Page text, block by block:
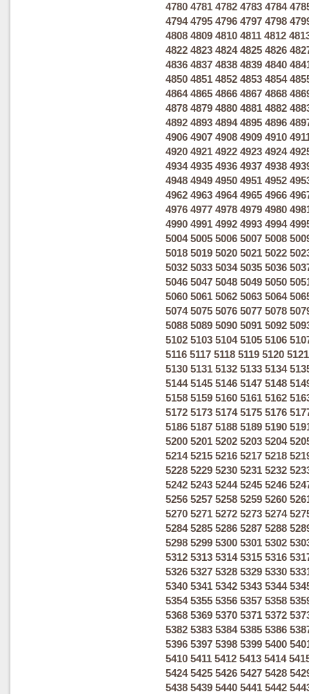
4780 4781 4782 4783 4784
4794 4795 4796 4797 4798
4808 4809 4810 4811 4812
4822 4823 4824 4825 4826
4836 4837 4838 4839 4840
4850 4851 4852 4853 4854
4864 4865 4866 4867 4868
4878 4879 4880 4881 4882
4892 4893 4894 4895 4896
4906 4907 4908 4909 4910
4920 4921 4922 4923 4924
4934 4935 4936 4937 4938
4948 4949 4950 4951 4952
4962 4963 4964 4965 4966
4976 4977 4978 4979 4980
4990 4991 4992 4993 4994
5004 5005 5006 5007 5008
5018 5019 5020 5021 5022
5032 5033 5034 5035 5036
5046 5047 5048 5049 5050
5060 5061 5062 5063 5064
5074 5075 5076 5077 5078
5088 5089 5090 5091 5092
5102 5103 5104 5105 5106
5116 5117 5118 5119 5120 5121
5130 5131 5132 5133 5134
5144 5145 5146 5147 5148
5158 5159 5160 5161 5162
5172 5173 5174 5175 5176
5186 5187 5188 5189 5190
5200 5201 5202 5203 5204
5214 5215 5216 5217 5218
5228 5229 5230 5231 5232
5242 5243 5244 5245 5246
5256 5257 5258 5259 5260
5270 5271 5272 5273 5274
5284 5285 5286 5287 5288
5298 5299 5300 5301 5302
5312 5313 5314 5315 5316
5326 5327 5328 5329 5330
5340 5341 5342 5343 5344
5354 5355 5356 5357 5358
5368 5369 5370 5371 5372
5382 5383 5384 5385 5386
5396 5397 5398 5399 5400
5410 5411 5412 5413 5414
5424 5425 5426 5427 5428
5438 5439 5440 5441 5442